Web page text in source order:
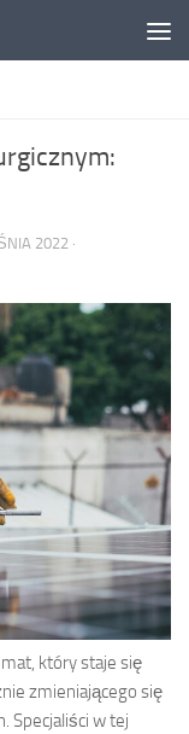
2022 ·
który staje się
zmieniającego się
Specjaliści w tej